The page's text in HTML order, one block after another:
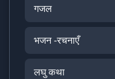
गजल
भजन -रचनाएँ
लघु कथा